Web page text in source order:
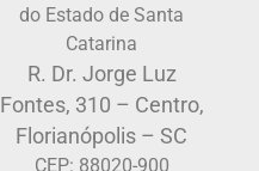
do Estado de Santa
Catarina
R. Dr. Jorge Luz
Fontes, 310 – Centro,
Florianópolis – SC
CEP: 88020-900